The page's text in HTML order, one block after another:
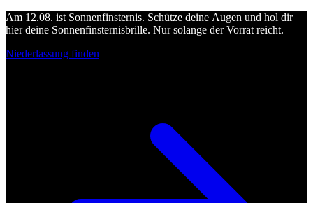
Am 12.08. ist Sonnenfinsternis. Schütze deine Augen und hol dir
hier deine Sonnenfinsternisbrille. Nur solange der Vorrat reicht.
Niederlassung finden